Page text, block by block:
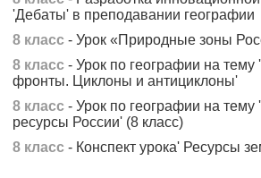
'Дебаты' в преподавании географии
8 класс - Урок «Природные зоны
8 класс - Урок по географии на
фронты. Циклоны и антициклоны'
8 класс - Урок по географии на
ресурсы России' (8 класс)
8 класс - Конспект урока' Ресурсы